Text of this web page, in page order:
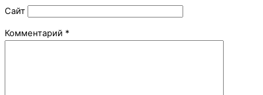
Сайт
Комментарий *